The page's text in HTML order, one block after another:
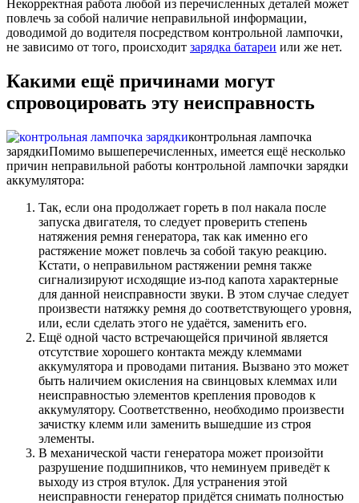
Некорректная работа любой из перечисленных деталей может
повлечь за собой наличие неправильной информации,
доводимой до водителя посредством контрольной лампочки,
не зависимо от того, происходит зарядка батареи или же нет.
Какими ещё причинами могут
спровоцировать эту неисправность
контрольная лампочка
зарядкиПомимо вышеперечисленных, имеется ещё несколько
причин неправильной работы контрольной лампочки зарядки
аккумулятора:
Так, если она продолжает гореть в пол накала после
запуска двигателя, то следует проверить степень
натяжения ремня генератора, так как именно его
растяжение может повлечь за собой такую реакцию.
Кстати, о неправильном растяжении ремня также
сигнализируют исходящие из-под капота характерные
для данной неисправности звуки. В этом случае следует
произвести натяжку ремня до соответствующего уровня,
или, если сделать этого не удаётся, заменить его.
Ещё одной часто встречающейся причиной является
отсутствие хорошего контакта между клеммами
аккумулятора и проводами питания. Вызвано это может
быть наличием окисления на свинцовых клеммах или
неисправностью элементов крепления проводов к
аккумулятору. Соответственно, необходимо произвести
зачистку клемм или заменить вышедшие из строя
элементы.
В механической части генератора может произойти
разрушение подшипников, что неминуем приведёт к
выходу из строя втулок. Для устранения этой
неисправности генератор придётся снимать полностью